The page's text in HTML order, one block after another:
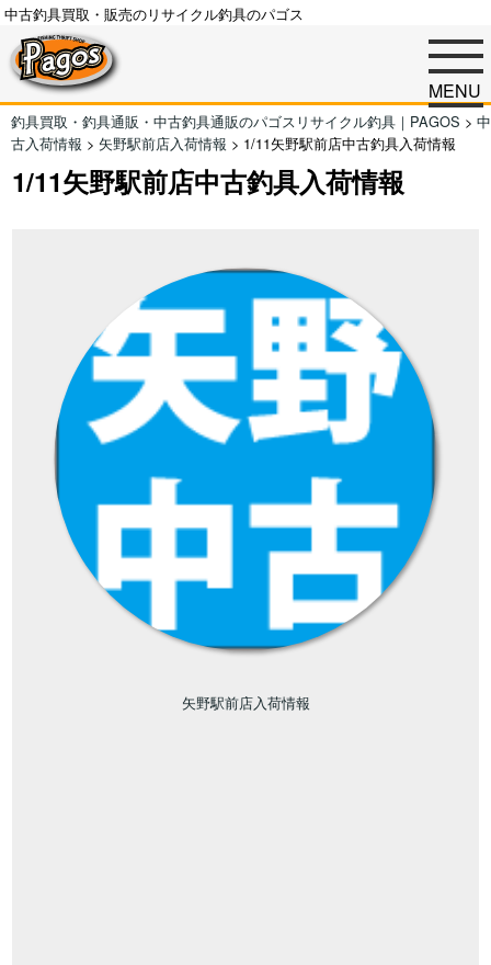
中古釣具買取・販売のリサイクル釣具のパゴス
MENU
釣具買取・釣具通販・中古釣具通販のパゴスリサイクル釣具｜PAGOS > 中
古入荷情報 > 矢野駅前店入荷情報 > 1/11矢野駅前店中古釣具入荷情報
1/11矢野駅前店中古釣具入荷情報
矢野駅前店入荷情報